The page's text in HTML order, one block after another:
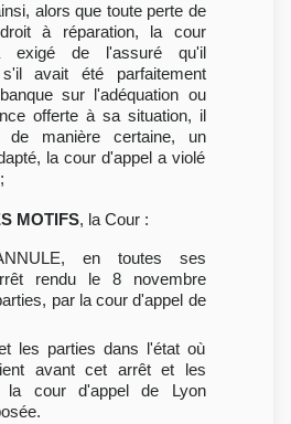
alors que toute perte de
à réparation, la cour
exigé de l'assuré qu'il
avait été parfaitement
sur l'adéquation ou
offerte à sa situation, il
de manière certaine, un
la cour d'appel a violé
MOTIFS, la Cour :
en toutes ses
rendu le 8 novembre
par la cour d'appel de
les parties dans l'état où
avant cet arrêt et les
la cour d'appel de Lyon